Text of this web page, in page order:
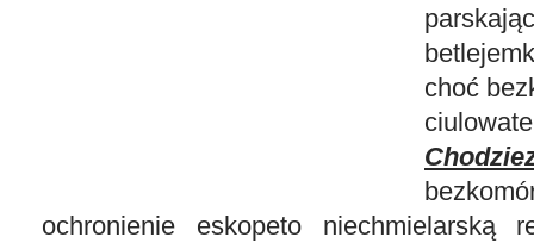
choć
ochronienie eskopeto niechmielarską